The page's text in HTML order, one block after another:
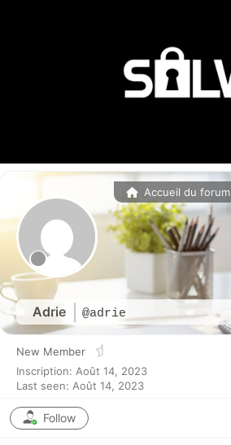
Adrie @adrie
Accueil du forum
New Member
Inscription: Août 14, 2023
Last seen: Août 14, 2023
Follow